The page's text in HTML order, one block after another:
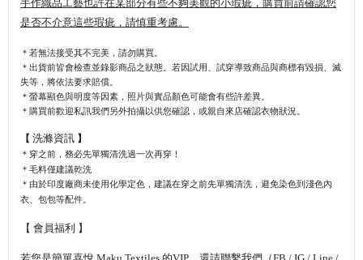
手作織品工藝也許在某部分有些不夠美觀的小瑕疵，購買前請確認您
是否不介意這些瑕疵，請慎重考慮。
＊ 若無法接受其不完美，請勿購買。
＊出貨前皆會檢查並錄影商品之狀態。若因試用、試穿導致商品與商標有毀損、滅
失等，將依法要求賠償
＊ 螢幕顯色與明度等因素，照片與實品顏色可能會有些許差異。
＊ 購買前歡迎私訊我們另外拍攝以供您確認，或親自來店確認衣物狀況。
【 洗滌資訊 】
＊穿之前，務必先單獨清洗過一次再穿！
＊毛料僅建議乾洗
＊由於印度廠商未使用化學定色，建議在穿之前先單獨清洗，避免染色到淺色內
衣、包包等配件。
【 會員福利 】